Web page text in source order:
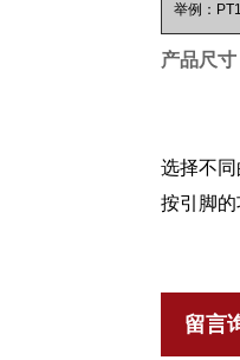
举例：
产品尺寸
选择不
按引脚
留言